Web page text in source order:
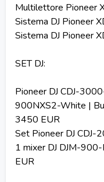
Multilettore Pioneer
Sistema DJ Pioneer
Sistema DJ Pioneer
SET DJ:
Pioneer DJ CDJ-
900NXS2-White |
3450 EUR
Set Pioneer DJ
1 mixer DJ DJM-
EUR